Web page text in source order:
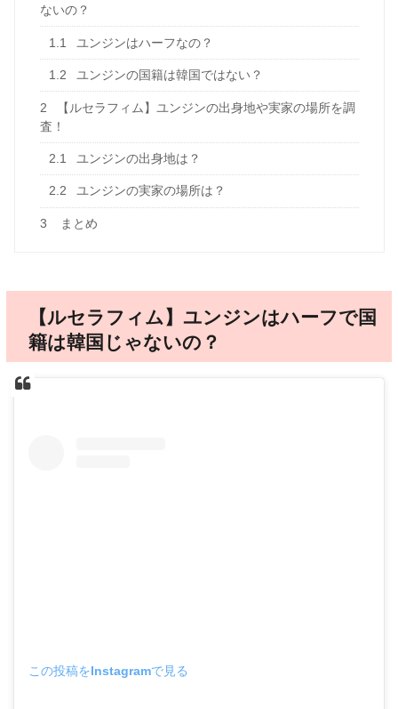
ないの？
1.1 ユンジンはハーフなの？
1.2 ユンジンの国籍は韓国ではない？
2
【ルセラフィム】ユンジンの出身地や実家の場所を調
査！
2.1 ユンジンの出身地は？
2.2 ユンジンの実家の場所は？
3 まとめ
【ルセラフィム】ユンジンはハーフで国
籍は韓国じゃないの？
この投稿をInstagramで見る